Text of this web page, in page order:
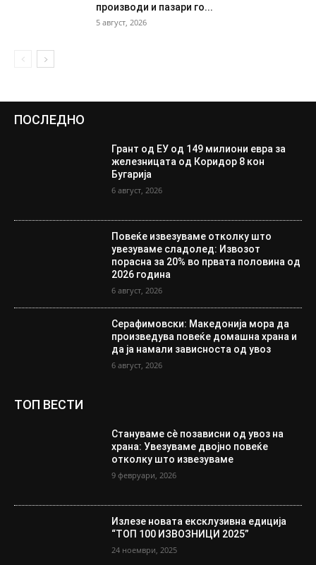
производи и пазари го...
5 август, 2026
ПОСЛЕДНО
Грант од ЕУ од 149 милиони евра за
железницата од Коридор 8 кон
Бугарија
6 август, 2026
Повеќе извезуваме отколку што
увезуваме сладолед: Извозот
порасна за 20% во првата половина од
2026 година
6 август, 2026
Серафимовски: Македонија мора да
произведува повеќе домашна храна и
да ја намали зависноста од увоз
6 август, 2026
ТОП ВЕСТИ
Стануваме сè позависни од увоз на
храна: Увезуваме двојно повеќе
отколку што извезуваме
9 февруари, 2026
Излезе новата ексклузивна едиција
“ТОП 100 ИЗВОЗНИЦИ 2025”
24 ноември, 2025